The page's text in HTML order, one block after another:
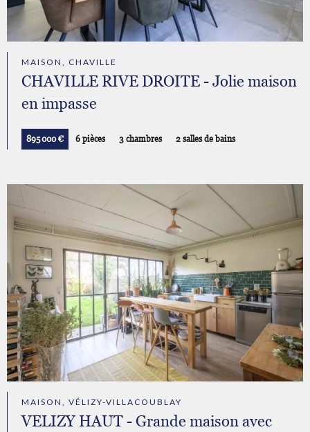
MAISON, CHAVILLE
CHAVILLE RIVE DROITE - Jolie maison
en impasse
895 000 € 6 pièces 3 chambres 2 salles de bains
MAISON, VÉLIZY-VILLACOUBLAY
VELIZY HAUT - Grande maison avec